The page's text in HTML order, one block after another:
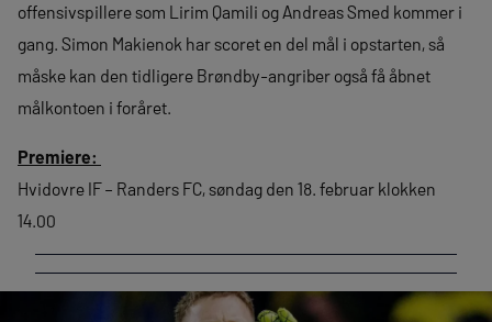
offensivspillere som Lirim Qamili og Andreas Smed kommer i
gang. Simon Makienok har scoret en del mål i opstarten, så
måske kan den tidligere Brøndby-angriber også få åbnet
målkontoen i foråret.
Premiere:
Hvidovre IF – Randers FC, søndag den 18. februar klokken
14.00